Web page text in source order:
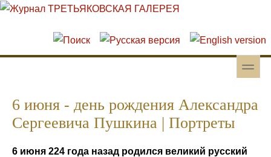
Перейти к основному содержанию
Skip to search
toggle
6 июня - день рождения Александра
Сергеевича Пушкина | Портреты
6 июня 224 года назад родился великий русский